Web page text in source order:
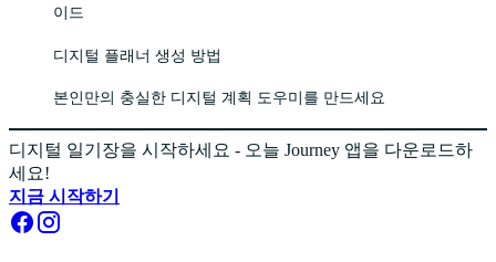
이드
디지털 플래너 생성 방법
본인만의 충실한 디지털 계획 도우미를 만드세요
디지털 일기장을 시작하세요 - 오늘 Journey 앱을 다운로드하
세요!
지금 시작하기